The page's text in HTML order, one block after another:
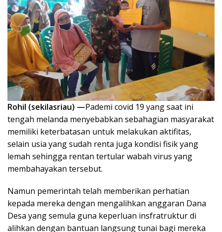
Rohil (sekilasriau) —Pademi covid 19 yang saat ini
tengah melanda menyebabkan sebahagian masyarakat
memiliki keterbatasan untuk melakukan aktifitas,
selain usia yang sudah renta juga kondisi fisik yang
lemah sehingga rentan tertular wabah virus yang
membahayakan tersebut.
Namun pemerintah telah memberikan perhatian
kepada mereka dengan mengalihkan anggaran Dana
Desa yang semula guna keperluan insfratruktur di
alihkan dengan bantuan langsung tunai bagi mereka